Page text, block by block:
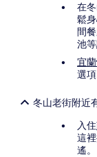
在
鬆
間
池等
宜
選項
冬山老街附近
入住
這
遙。